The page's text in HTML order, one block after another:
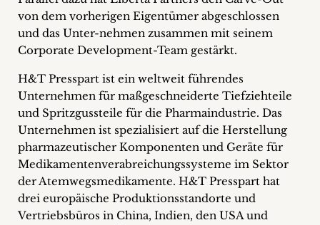
Presseanfragen
Kontakt
von dem vorherigen Eigentümer abgeschlossen
und das Unter-nehmen zusammen mit seinem
Corporate Development-Team gestärkt.
H&T Presspart ist ein weltweit führendes
Unternehmen für maßgeschneiderte Tiefziehteile
und Spritzgussteile für die Pharmaindustrie. Das
Unternehmen ist spezialisiert auf die Herstellung
pharmazeutischer Komponenten und Geräte für
Medikamentenverabreichungssysteme im Sektor
der Atemwegsmedikamente. H&T Presspart hat
drei europäische Produktionsstandorte und
Vertriebsbüros in China, Indien, den USA und